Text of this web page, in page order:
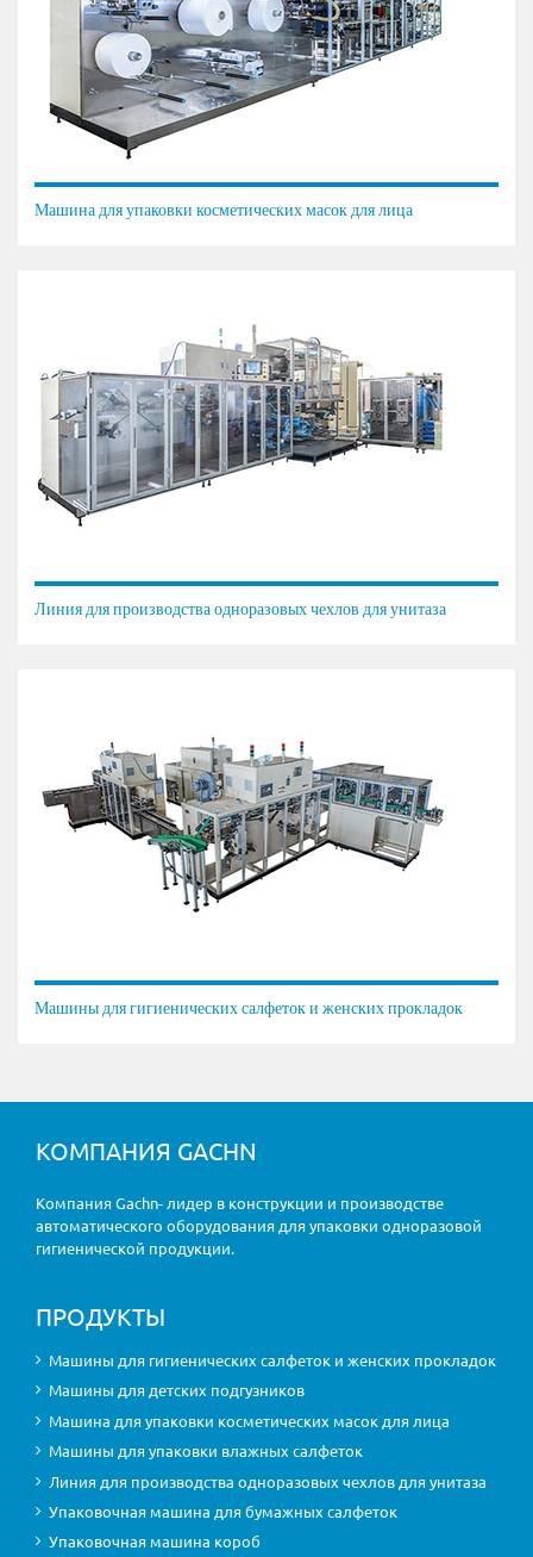
Машина для упаковки косметических масок для лица
Линия для производства одноразовых чехлов для унитаза
Машины для гигиенических салфеток и женских прокладок
КОМПАНИЯ GACHN
Компания Gachn- лидер в конструкции и производстве
автоматического оборудования для упаковки одноразовой
гигиенической продукции.
ПРОДУКТЫ
Машины для гигиенических салфеток и женских прокладок
Машины для детских подгузников
Машина для упаковки косметических масок для лица
Машины для упаковки влажных салфеток
Линия для производства одноразовых чехлов для унитаза
Упаковочная машина для бумажных салфеток
Упаковочная машина короб